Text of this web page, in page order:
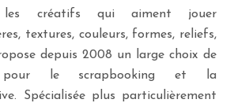
créatifs qui aiment jouer
textures, couleurs, formes, reliefs,
depuis 2008 un large choix de
pour le scrapbooking et la
Spécialisée plus particulièrement